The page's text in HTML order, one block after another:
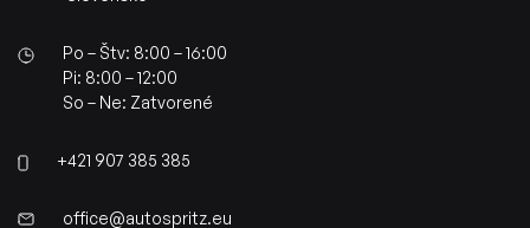
Po – Štv: 8:00 – 16:00
Pi: 8:00 – 12:00
So – Ne: Zatvorené
+421 907 385 385
office@autospritz.eu